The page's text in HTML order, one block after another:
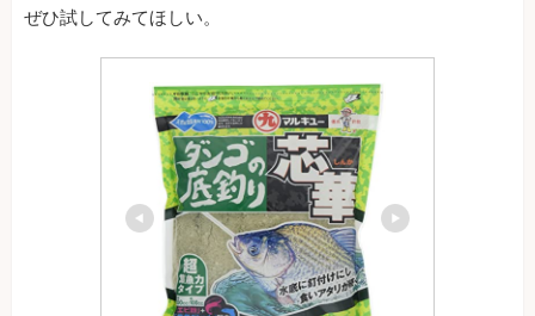
ぜひ試してみてほしい。